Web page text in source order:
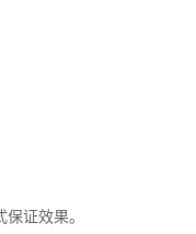
证效果。